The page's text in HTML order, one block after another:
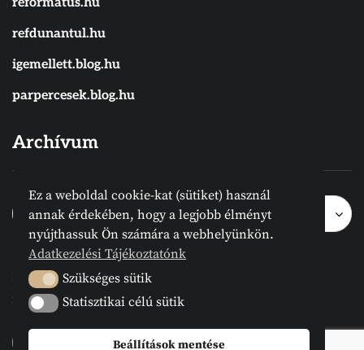
refdunantul.hu
igemellett.blog.hu
parpercesek.blog.hu
Archívum
Archívum
Hónap kijelölése
Archívum
2024 © Megvanirva.hu - Minden jog
fenntartva.
Ez a weboldal cookie-kat (sütiket) használ
annak érdekében, hogy a legjobb élményt
nyújthassuk Ön számára a webhelyünkön.
Adatkezelési Tájékoztatónk
Szükséges sütik
Szükséges sütik
Statisztikai célú sütik
Statisztikai célú sütik
Beállítások mentése